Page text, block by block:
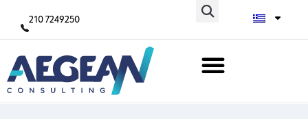
210 7249250